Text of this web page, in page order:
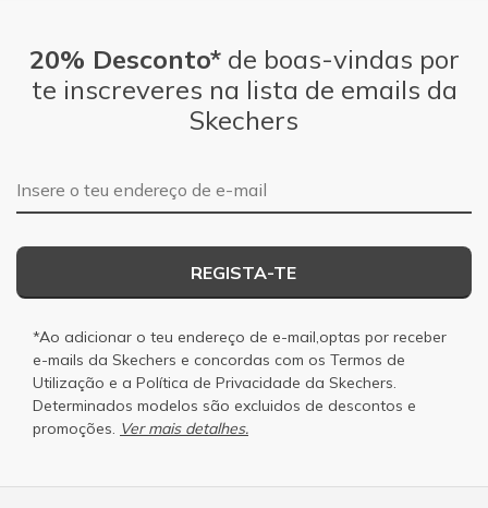
20% Desconto*de boas-vindas por
te inscreveres na lista de emails da
Skechers
Endereço de e-mail
REGISTA-TE
*Ao adicionar o teu endereço de e-mail,optas por receber
e-mails da Skechers e concordas com os Termos de
Utilização e a Política de Privacidade da Skechers.
Determinados modelos são excluidos de descontos e
promoções. Ver mais detalhes.